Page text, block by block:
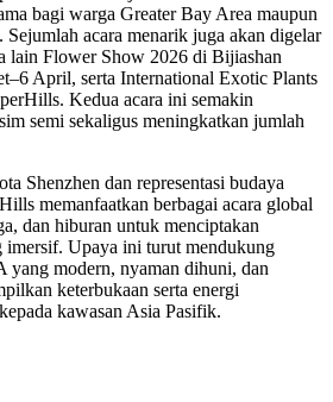
bagi warga Greater Bay Area maupun
acara menarik juga akan digelar
lain Flower Show 2026 di Bijiashan
April, serta International Exotic Plants
Kedua acara ini semakin
semi sekaligus meningkatkan jumlah
Shenzhen dan representasi budaya
memanfaatkan berbagai acara global
dan hiburan untuk menciptakan
imersif. Upaya ini turut mendukung
yang modern, nyaman dihuni, dan
keterbukaan serta energi
kawasan Asia Pasifik.